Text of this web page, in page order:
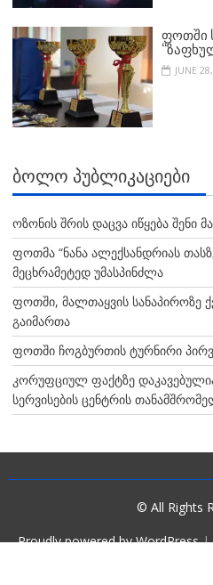
ᲤᲝᲗᲨᲘ
JUNE
ᲑᲝᲚᲝ ᲞᲣᲑᲚᲘᲙᲐᲪᲘᲔᲑᲘ
ოზონის შრის დაცვა იწყება შენი
ფოთმა “ნანა ალექსანდრიას
მეცხრამეტედ უმასპინძლა
ფოთში, მალთაყვის სანაპიროზე
გაიმართა
ფოთში ჩოგბურთის ტურნირი
კორუფციულ ფაქტზე
სერვისების ცენტრის
© All Rights
Proudly powered by WordPress |